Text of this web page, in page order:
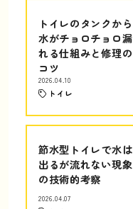
トイレのタンクから
水がチョロチョロ漏
れる仕組みと修理の
コツ
2026.04.10
トイレ
節水型トイレで水は
出るが流れない現象
の技術的考察
2026.04.07